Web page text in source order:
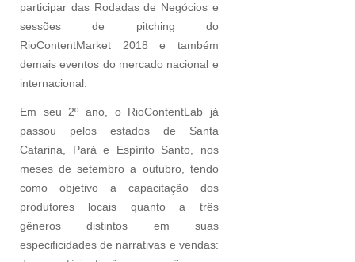
participar das Rodadas de Negócios e
sessões de pitching do
RioContentMarket 2018 e também
demais eventos do mercado nacional e
internacional.
Em seu 2º ano, o RioContentLab já
passou pelos estados de Santa
Catarina, Pará e Espírito Santo, nos
meses de setembro a outubro, tendo
como objetivo a capacitação dos
produtores locais quanto a três
gêneros distintos em suas
especificidades de narrativas e vendas: